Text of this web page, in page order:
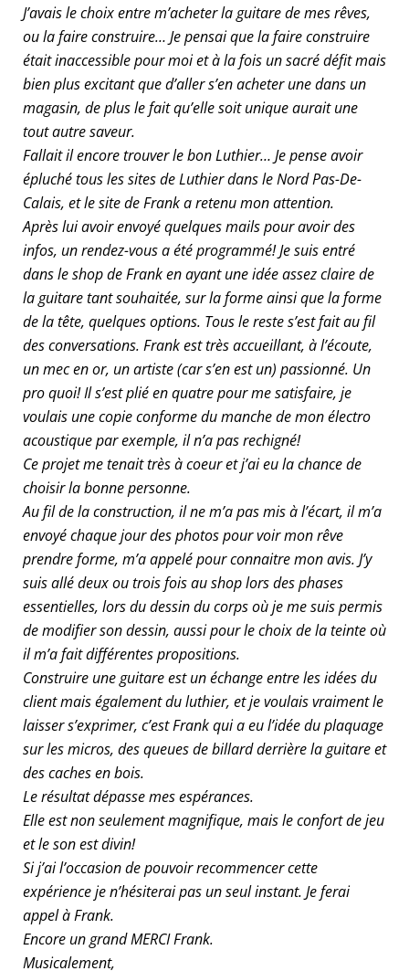
J’avais le choix entre m’acheter la guitare de mes rêves,
ou la faire construire… Je pensai que la faire construire
était inaccessible pour moi et à la fois un sacré défit mais
bien plus excitant que d’aller s’en acheter une dans un
magasin, de plus le fait qu’elle soit unique aurait une
tout autre saveur.
Fallait il encore trouver le bon Luthier… Je pense avoir
épluché tous les sites de Luthier dans le Nord Pas-De-
Calais, et le site de Frank a retenu mon attention.
Après lui avoir envoyé quelques mails pour avoir des
infos, un rendez-vous a été programmé! Je suis entré
dans le shop de Frank en ayant une idée assez claire de
la guitare tant souhaitée, sur la forme ainsi que la forme
de la tête, quelques options. Tous le reste s’est fait au fil
des conversations. Frank est très accueillant, à l’écoute,
un mec en or, un artiste (car s’en est un) passionné. Un
pro quoi! Il s’est plié en quatre pour me satisfaire, je
voulais une copie conforme du manche de mon électro
acoustique par exemple, il n’a pas rechigné!
Ce projet me tenait très à coeur et j’ai eu la chance de
choisir la bonne personne.
Au fil de la construction, il ne m’a pas mis à l’écart, il m’a
envoyé chaque jour des photos pour voir mon rêve
prendre forme, m’a appelé pour connaitre mon avis. J’y
suis allé deux ou trois fois au shop lors des phases
essentielles, lors du dessin du corps où je me suis permis
de modifier son dessin, aussi pour le choix de la teinte où
il m’a fait différentes propositions.
Construire une guitare est un échange entre les idées du
client mais également du luthier, et je voulais vraiment le
laisser s’exprimer, c’est Frank qui a eu l’idée du plaquage
sur les micros, des queues de billard derrière la guitare et
des caches en bois.
Le résultat dépasse mes espérances.
Elle est non seulement magnifique, mais le confort de jeu
et le son est divin!
Si j’ai l’occasion de pouvoir recommencer cette
expérience je n’hésiterai pas un seul instant. Je ferai
appel à Frank.
Encore un grand MERCI Frank.
Musicalement,